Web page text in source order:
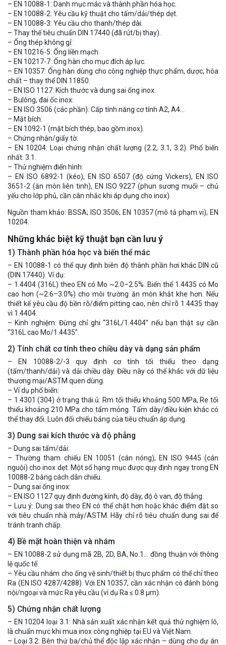
– EN 10088-1: Danh mục mác và thành phần hóa học.
– EN 10088-2: Yêu cầu kỹ thuật cho tấm/dải/thép dẹt.
– EN 10088-3: Yêu cầu cho thanh/thép dài.
– Thay thế tiêu chuẩn DIN 17440 (đã rút/bị thay).
– Ống thép không gỉ:
– EN 10216-5: Ống liền mạch.
– EN 10217-7: Ống hàn cho mục đích áp lực.
– EN 10357: Ống hàn dùng cho công nghiệp thực phẩm, dược, hóa
chất – thay thế DIN 11850.
– EN ISO 1127: Kích thước và dung sai ống inox.
– Bulông, đai ốc inox:
– EN ISO 3506 (các phần): Cấp tính năng cơ tính A2, A4…
– Mặt bích:
– EN 1092-1 (mặt bích thép, bao gồm inox).
– Chứng nhận/giấy tờ:
– EN 10204: Loại chứng nhận chất lượng (2.2, 3.1, 3.2). Phổ biến
nhất: 3.1.
– Thử nghiệm điển hình:
– EN ISO 6892-1 (kéo), EN ISO 6507 (độ cứng Vickers), EN ISO
3651-2 (ăn mòn liên tinh), EN ISO 9227 (phun sương muối – chủ
yếu cho lớp phủ, cần cân nhắc khi áp dụng cho inox).
Nguồn tham khảo: BSSA; ISO 3506; EN 10357 (mô tả phạm vi); EN
10204.
Những khác biệt kỹ thuật bạn cần lưu ý
1) Thành phần hóa học và biến thể mác
– EN 10088-1 có thể quy định biên độ thành phần hơi khác DIN cũ
(DIN 17440). Ví dụ:
– 1.4404 (316L) theo EN có Mo ~2.0–2.5%. Biến thể 1.4435 có Mo
cao hơn (~2.6–3.0%) cho môi trường ăn mòn khắt khe hơn. Nếu
thiết kế yêu cầu độ bền rỗ/điểm pitting cao, nên chỉ rõ 1.4435 thay
vì 1.4404.
– Kinh nghiệm: Đừng chỉ ghi “316L/1.4404” nếu bạn thật sự cần
“316L cao Mo/1.4435”.
2) Tính chất cơ tính theo chiều dày và dạng sản phẩm
– EN 10088-2/-3 quy định cơ tính tối thiểu theo dạng
(tấm/thanh/dải) và dải chiều dày. Điều này có thể khác với dữ liệu
thương mại/ASTM quen dùng.
– Ví dụ phổ biến:
– 1.4301 (304) ở trạng thái ủ: Rm tối thiểu khoảng 500 MPa, Re tối
thiểu khoảng 210 MPa cho tấm mỏng. Tấm dày/điều kiện khác có
thể thay đổi. Luôn đối chiếu bảng của tiêu chuẩn áp dụng.
3) Dung sai kích thước và độ phẳng
– Dung sai tấm/dải:
– Thường tham chiếu EN 10051 (cán nóng), EN ISO 9445 (cán
nguội) cho inox dẹt. Một số hạng mục được quy định ngay trong EN
10088-2 bằng cách dẫn chiếu.
– Dung sai ống inox:
– EN ISO 1127 quy định đường kính, độ dày, độ ô van, độ thẳng.
– Lưu ý: Dung sai theo EN có thể chặt hơn hoặc khác điểm đặt so
với tiêu chuẩn nhà máy/ASTM. Hãy chỉ rõ tiêu chuẩn dung sai để
tránh tranh chấp.
4) Bề mặt hoàn thiện và nhám
– EN 10088-2 sử dụng mã 2B, 2D, BA, No.1… đồng thuận với thông
lệ quốc tế.
– Yêu cầu nhám cho ống vệ sinh/thiết bị thực phẩm có thể chỉ theo
Ra (EN ISO 4287/4288). Với EN 10357, cần xác nhận có đánh bóng
nội/ngoại và mức Ra yêu cầu (ví dụ Ra ≤ 0.8 µm).
5) Chứng nhận chất lượng
– EN 10204 loại 3.1: Nhà sản xuất xác nhận kết quả thử nghiệm lô,
là chuẩn mực khi mua inox công nghiệp tại EU và Việt Nam.
– Loại 3.2: Bên thứ ba/chủ thể độc lập xác nhận – dùng cho dự án